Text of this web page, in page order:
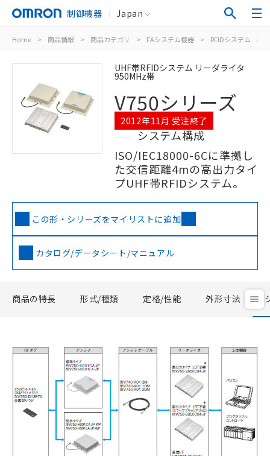
制御機器 Japan
Home > 商品情報 > 商品カテゴリ > FAシステム機器 > RFIDシステム >
UHF帯RFIDシステム リーダライタ
950MHz帯
V750シリーズ
2012年11月 受注終了
システム構成
ISO/IEC18000-6Cに準拠し
た交信距離4mの高出力タイ
プUHF帯RFIDシステム。
この形・シリーズをマイリストに追加
カタログ/データシート/マニュアル
商品の特長 形式/種類 定格/性能 外形寸法